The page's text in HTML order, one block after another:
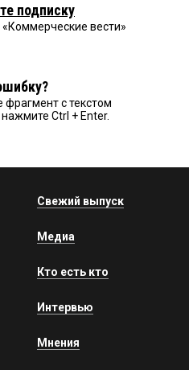
подписку
«Коммерческие вести»
фрагмент с текстом
Ctrl + Enter.
Свежий выпуск
Медиа
Кто есть кто
Интервью
Мнения